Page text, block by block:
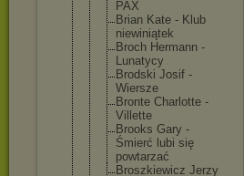
PAX
Brian Kate - Klub
niewiniątek
Broch Hermann -
Lunatycy
Brodski Josif -
Wiersze
Bronte Charlotte -
Villette
Brooks Gary -
Śmierć lubi się
powtarzać
Broszkiewicz Jerzy